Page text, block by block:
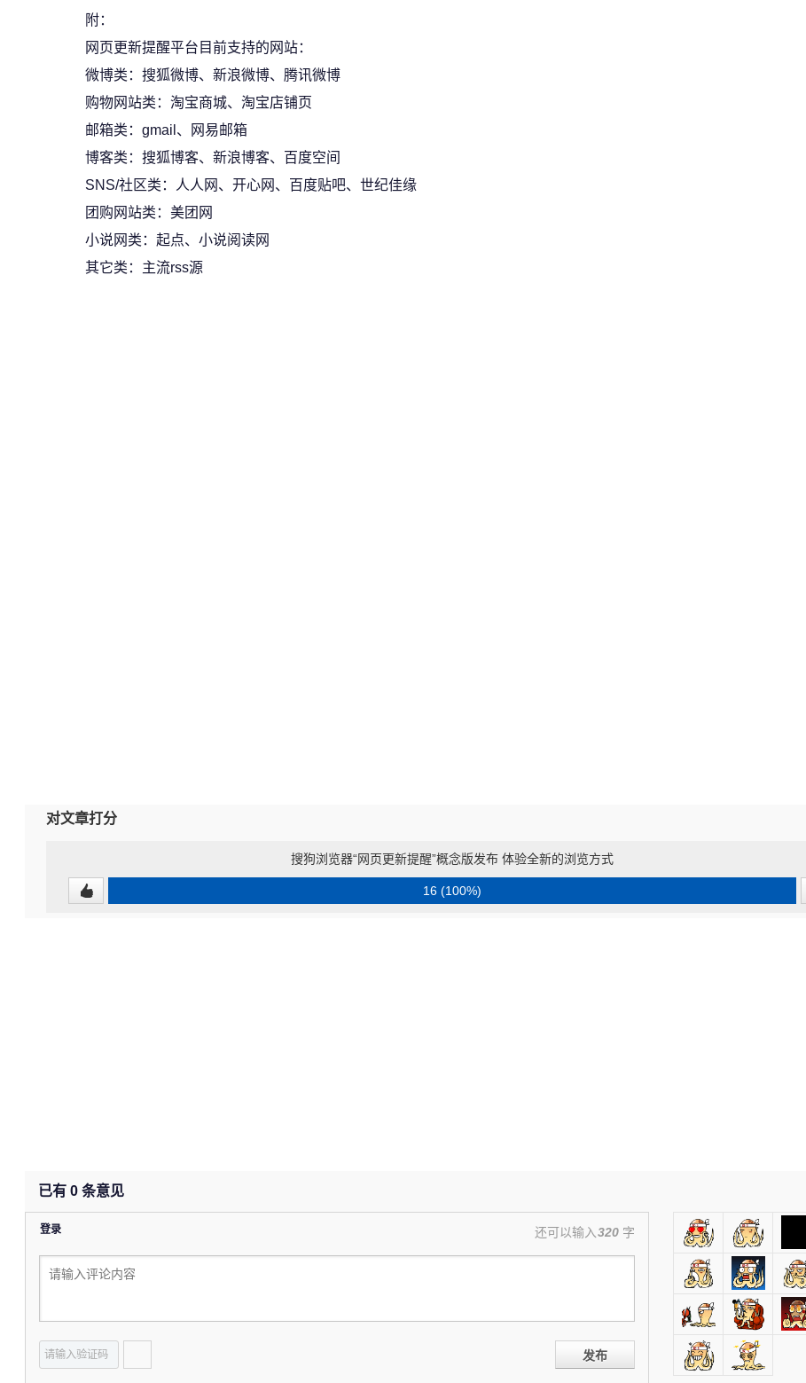
附：
网页更新提醒平台目前支持的网站：
微博类：搜狐微博、新浪微博、腾讯微博
购物网站类：淘宝商城、淘宝店铺页
邮箱类：gmail、网易邮箱
博客类：搜狐博客、新浪博客、百度空间
SNS/社区类：人人网、开心网、百度贴吧、世纪佳缘
团购网站类：美团网
小说网类：起点、小说阅读网
其它类：主流rss源
对文章打分
搜狗浏览器“网页更新提醒”概念版发布 体验全新的浏览方式
16 (100%)
已有 0 条意见
登录 还可以输入320 字
发布